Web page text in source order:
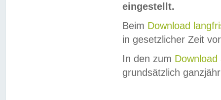
eingestellt.
Beim Download
in gesetzlicher Zeit
In den zum Download
grundsätzlich